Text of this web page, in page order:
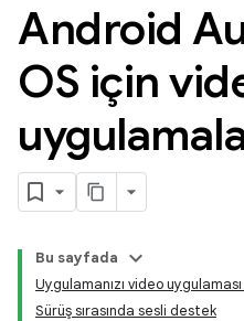
Android
OS için
Bu sayfada
Uygulamanızı video
Sürüş sırasında sesli destek